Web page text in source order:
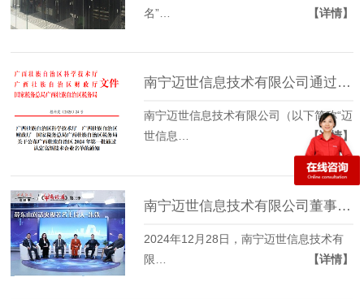
名”…
【详情】
南宁迈世信息技术有限公司通过2024年广西壮族自治区高新技术企业认定
南宁迈世信息技术有限公司（以下简称“迈
世信息…
【详情】
南宁迈世信息技术有限公司董事长薛东山受邀录制央视CCTV《牛商论道》 探讨内卷时代企业发展之道
2024年12月28日，南宁迈世信息技术有
限…
【详情】